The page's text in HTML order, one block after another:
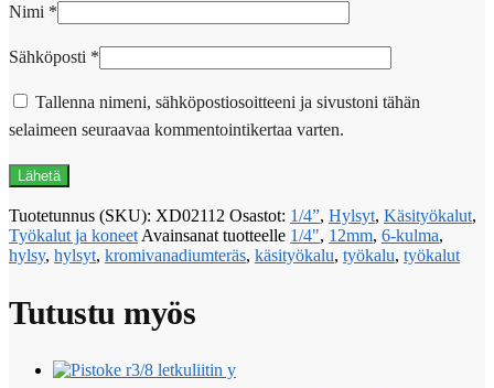
Nimi *
Sähköposti *
Tallenna nimeni, sähköpostiosoitteeni ja sivustoni tähän
selaimeen seuraavaa kommentointikertaa varten.
Tuotetunnus (SKU): XD02112 Osastot: 1/4”, Hylsyt, Käsityökalut,
Työkalut ja koneet Avainsanat tuotteelle 1/4", 12mm, 6-kulma,
hylsy, hylsyt, kromivanadiumteräs, käsityökalu, työkalu, työkalut
Tutustu myös